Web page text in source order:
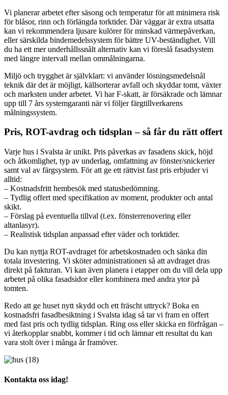
Vi planerar arbetet efter säsong och temperatur för att minimera risk
för blåsor, rinn och förlängda torktider. Där väggar är extra utsatta
kan vi rekommendera ljusare kulörer för minskad värmepåverkan,
eller särskilda bindemedelssystem för bättre UV-beständighet. Vill
du ha ett mer underhållssnålt alternativ kan vi föreslå fasadsystem
med längre intervall mellan ommålningarna.
Miljö och trygghet är självklart: vi använder lösningsmedelsnål
teknik där det är möjligt, källsorterar avfall och skyddar tomt, växter
och marksten under arbetet. Vi har F-skatt, är försäkrade och lämnar
upp till 7 års systemgaranti när vi följer färgtillverkarens
målningssystem.
Pris, ROT-avdrag och tidsplan – så får du rätt offert
Varje hus i Svalsta är unikt. Pris påverkas av fasadens skick, höjd
och åtkomlighet, typ av underlag, omfattning av fönster/snickerier
samt val av färgsystem. För att ge ett rättvist fast pris erbjuder vi
alltid:
– Kostnadsfritt hembesök med statusbedömning.
– Tydlig offert med specifikation av moment, produkter och antal
skikt.
– Förslag på eventuella tillval (t.ex. fönsterrenovering eller
altanlasyr).
– Realistisk tidsplan anpassad efter väder och torktider.
Du kan nyttja ROT-avdraget för arbetskostnaden och sänka din
totala investering. Vi sköter administrationen så att avdraget dras
direkt på fakturan. Vi kan även planera i etapper om du vill dela upp
arbetet på olika fasadsidor eller kombinera med andra ytor på
tomten.
Redo att ge huset nytt skydd och ett fräscht uttryck? Boka en
kostnadsfri fasadbesiktning i Svalsta idag så tar vi fram en offert
med fast pris och tydlig tidsplan. Ring oss eller skicka en förfrågan –
vi återkopplar snabbt, kommer i tid och lämnar ett resultat du kan
vara stolt över i många år framöver.
Kontakta oss idag!